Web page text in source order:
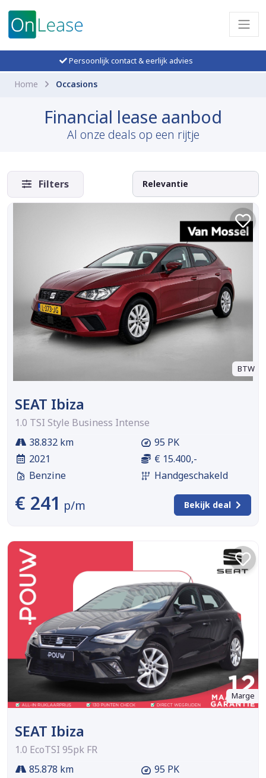
Persoonlijk contact & eerlijk advies
Home Occasions
Financial lease aanbod
Al onze deals op een rijtje
Filters
BTW
SEAT Ibiza
1.0 TSI Style Business Intense
38.832 km
2021
Benzine
95 PK
€ 15.400,-
Handgeschakeld
€ 241 p/m Bekijk deal
Marge
SEAT Ibiza
1.0 EcoTSI 95pk FR
85.878 km
95 PK